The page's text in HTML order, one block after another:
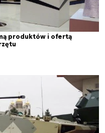
produktów i ofertą